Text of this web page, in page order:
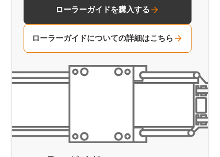
ローラーガイドを購入する
ローラーガイドについての詳細はこちら